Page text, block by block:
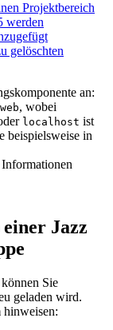
Projektbereich
werden
gelöschten
an:
, wobei
localhost ist
beispielsweise in
einer Jazz
Sie
geladen wird.
hinweisen: